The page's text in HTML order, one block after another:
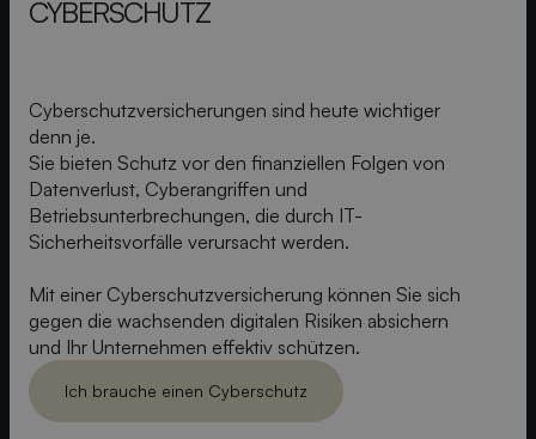
CYBERSCHUTZ
Cyberschutzversicherungen sind heute wichtiger
denn je.
Sie bieten Schutz vor den finanziellen Folgen von
Datenverlust, Cyberangriffen und
Betriebsunterbrechungen, die durch IT-
Sicherheitsvorfälle verursacht werden.
Mit einer Cyberschutzversicherung können Sie sich
gegen die wachsenden digitalen Risiken absichern
und Ihr Unternehmen effektiv schützen.
Ich brauche einen Cyberschutz
Ich brauch einen Cyberschutz